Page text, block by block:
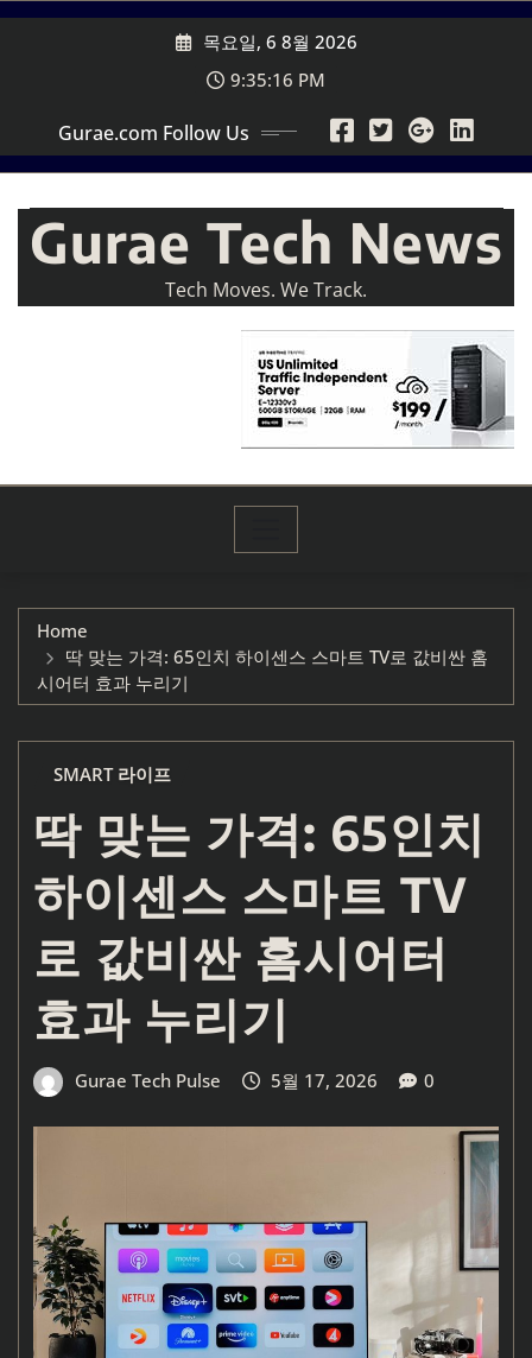
Skip
목요일, 6 8월 2026
9:35:18 PM
Gurae.com Follow Us
Gurae Tech News
Tech Moves. We Track.
Home
딱 맞는 가격: 65인치 하이센스 스마트 TV로 값비싼 홈
시어터 효과 누리기
SMART 라이프
딱 맞는 가격: 65인치
하이센스 스마트 TV
로 값비싼 홈시어터
효과 누리기
Gurae Tech Pulse 5월 17, 2026 0